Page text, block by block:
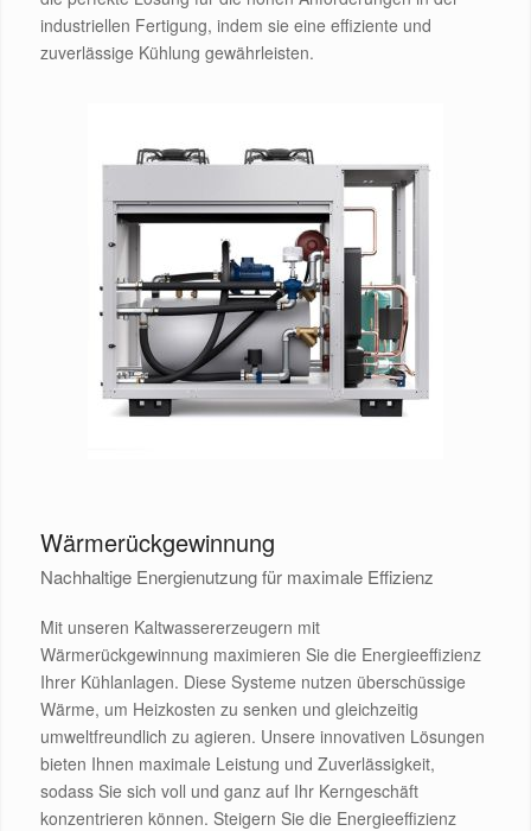
industriellen Fertigung, indem sie eine effiziente und
zuverlässige Kühlung gewährleisten.
Wärmerückgewinnung
Nachhaltige Energienutzung für maximale Effizienz
Mit unseren Kaltwassererzeugern mit
Wärmerückgewinnung maximieren Sie die Energieeffizienz
Ihrer Kühlanlagen. Diese Systeme nutzen überschüssige
Wärme, um Heizkosten zu senken und gleichzeitig
umweltfreundlich zu agieren. Unsere innovativen Lösungen
bieten Ihnen maximale Leistung und Zuverlässigkeit,
sodass Sie sich voll und ganz auf Ihr Kerngeschäft
konzentrieren können. Steigern Sie die Energieeffizienz